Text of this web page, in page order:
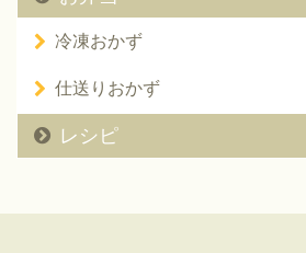
冷凍おかず
仕送りおかず
レシピ